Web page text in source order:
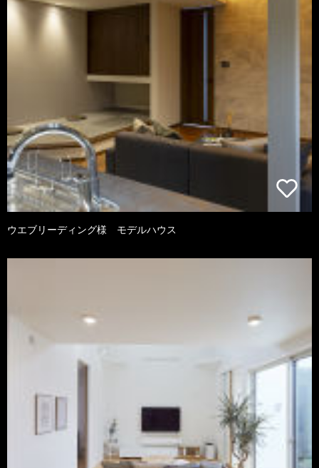
ウエブリーディング様 モデルハウス